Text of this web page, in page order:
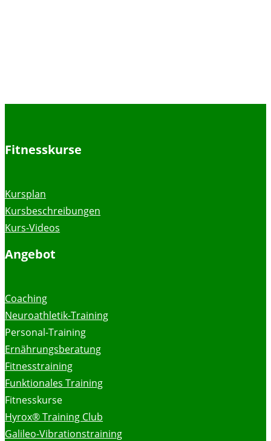
Fitnesskurse
Kursplan
Kursbeschreibungen
Kurs-Videos
Angebot
Coaching
Neuroathletik-Training
Personal-Training
Ernährungsberatung
Fitnesstraining
Funktionales Training
Fitnesskurse
Hyrox® Training Club
Galileo-Vibrationstraining